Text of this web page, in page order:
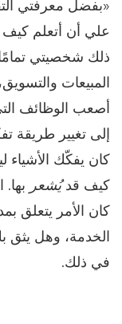
«بفضل معرفتي
علي أن أتعلم كيف
ذلك شخصيتي
المبيعات
أصعب الوظائف
إلى تغيير طريقة
كان يفكّك الأشياء
كيف قديُشعر
كان الأمر يتعلق
الخدمة، وهل يثق
في ذلك.